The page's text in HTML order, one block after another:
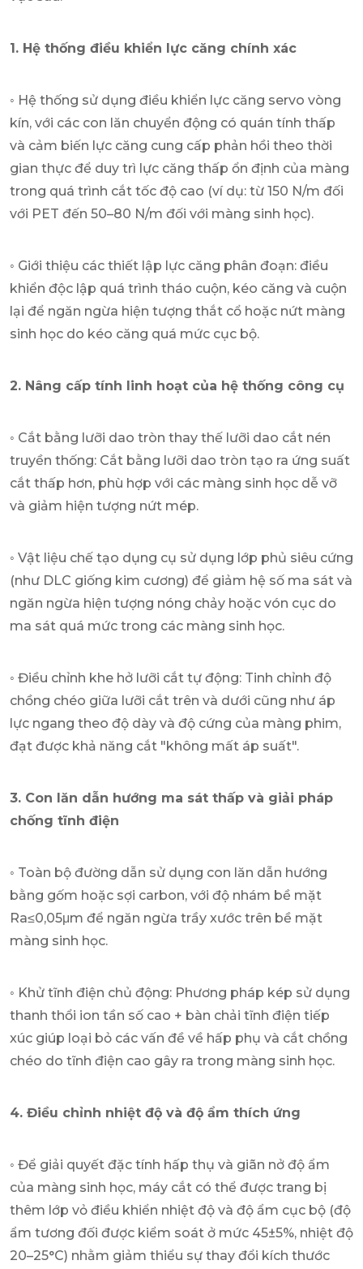
1. Hệ thống điều khiển lực căng chính xác
◦ Hệ thống sử dụng điều khiển lực căng servo vòng
kín, với các con lăn chuyển động có quán tính thấp
và cảm biến lực căng cung cấp phản hồi theo thời
gian thực để duy trì lực căng thấp ổn định của màng
trong quá trình cắt tốc độ cao (ví dụ: từ 150 N/m đối
với PET đến 50–80 N/m đối với màng sinh học).
◦ Giới thiệu các thiết lập lực căng phân đoạn: điều
khiển độc lập quá trình tháo cuộn, kéo căng và cuộn
lại để ngăn ngừa hiện tượng thắt cổ hoặc nứt màng
sinh học do kéo căng quá mức cục bộ.
2. Nâng cấp tính linh hoạt của hệ thống công cụ
◦ Cắt bằng lưỡi dao tròn thay thế lưỡi dao cắt nén
truyền thống: Cắt bằng lưỡi dao tròn tạo ra ứng suất
cắt thấp hơn, phù hợp với các màng sinh học dễ vỡ
và giảm hiện tượng nứt mép.
◦ Vật liệu chế tạo dụng cụ sử dụng lớp phủ siêu cứng
(như DLC giống kim cương) để giảm hệ số ma sát và
ngăn ngừa hiện tượng nóng chảy hoặc vón cục do
ma sát quá mức trong các màng sinh học.
◦ Điều chỉnh khe hở lưỡi cắt tự động: Tinh chỉnh độ
chồng chéo giữa lưỡi cắt trên và dưới cũng như áp
lực ngang theo độ dày và độ cứng của màng phim,
đạt được khả năng cắt "không mất áp suất".
3. Con lăn dẫn hướng ma sát thấp và giải pháp
chống tĩnh điện
◦ Toàn bộ đường dẫn sử dụng con lăn dẫn hướng
bằng gốm hoặc sợi carbon, với độ nhám bề mặt
Ra≤0,05μm để ngăn ngừa trầy xước trên bề mặt
màng sinh học.
◦ Khử tĩnh điện chủ động: Phương pháp kép sử dụng
thanh thổi ion tần số cao + bàn chải tĩnh điện tiếp
xúc giúp loại bỏ các vấn đề về hấp phụ và cắt chồng
chéo do tĩnh điện cao gây ra trong màng sinh học.
4. Điều chỉnh nhiệt độ và độ ẩm thích ứng
◦ Để giải quyết đặc tính hấp thụ và giãn nở độ ẩm
của màng sinh học, máy cắt có thể được trang bị
thêm lớp vỏ điều khiển nhiệt độ và độ ẩm cục bộ (độ
ẩm tương đối được kiểm soát ở mức 45±5%, nhiệt độ
20–25°C) nhằm giảm thiểu sự thay đổi kích thước